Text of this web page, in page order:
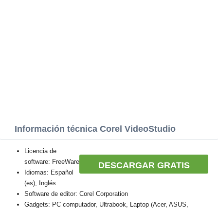
Información técnica Corel VideoStudio
DESCARGAR GRATIS
Licencia de
software: FreeWare
Idiomas: Español
(es), Inglés
Software de editor: Corel Corporation
Gadgets: PC computador, Ultrabook, Laptop (Acer, ASUS,